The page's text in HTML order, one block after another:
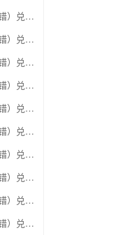
联通充值卡（面值千万别选错）兑换万里通积分卡
联通充值卡（面值千万别选错）兑换壹钱包(壹卡会)
联通充值卡（面值千万别选错）兑换去哪儿礼品卡
联通充值卡（面值千万别选错）兑换阳光卡(阳光爱车)
联通充值卡（面值千万别选错）兑换华润万家购物卡
联通充值卡（面值千万别选错）兑换华润苏果卡(苏果超市卡)（维护 请暂停提交）
联通充值卡（面值千万别选错）兑换天虹购物卡
联通充值卡（面值千万别选错）兑换盒马生鲜礼品卡
联通充值卡（面值千万别选错）兑换屈臣氏
联通充值卡（面值千万别选错）兑换大润发购物卡